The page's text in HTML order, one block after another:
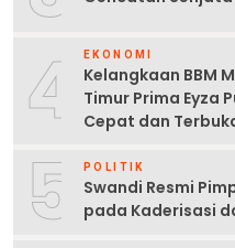
4 EKONOMI
Kelangkaan BBM
Timur Prima Eyza
Cepat dan
5 POLITIK
Swandi Resmi
pada Kaderisasi